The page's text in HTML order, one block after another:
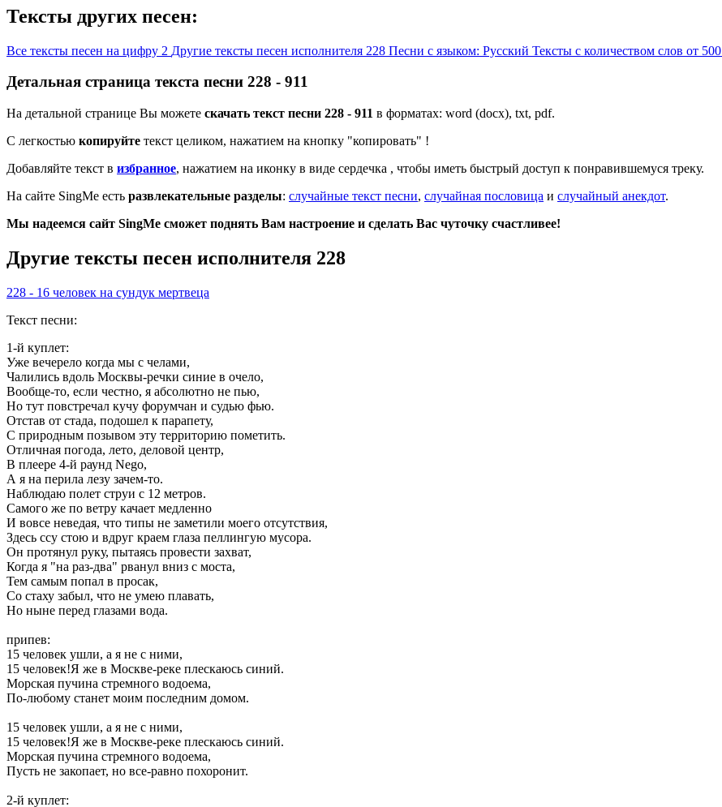
Тексты других песен:
Все тексты песен на цифру 2 Другие тексты песен исполнителя 228 Песни с языком: Русский Тексты с количеством слов от 500
Детальная страница текста песни 228 - 911
На детальной странице Вы можете скачать текст песни 228 - 911 в форматах: word (docx), txt, pdf.
С легкостью копируйте текст целиком, нажатием на кнопку "копировать" !
Добавляйте текст в избранное, нажатием на иконку в виде сердечка , чтобы иметь быстрый доступ к понравившемуся треку.
На сайте SingMe есть развлекательные разделы: случайные текст песни, случайная пословица и случайный анекдот.
Мы надеемся сайт SingMe сможет поднять Вам настроение и сделать Вас чуточку счастливее!
Другие тексты песен исполнителя 228
228 - 16 человек на сундук мертвеца
Текст песни:
1-й куплет:
Уже вечерело когда мы с челами,
Чалились вдоль Москвы-речки синие в очело,
Вообще-то, если честно, я абсолютно не пью,
Но тут повстречал кучу форумчан и судью фью.
Отстав от стада, подошел к парапету,
С природным позывом эту территорию пометить.
Отличная погода, лето, деловой центр,
В плеере 4-й раунд Nego,
А я на перила лезу зачем-то.
Наблюдаю полет струи с 12 метров.
Самого же по ветру качает медленно
И вовсе неведая, что типы не заметили моего отсутствия,
Здесь ссу стою и вдруг краем глаза пеллингую мусора.
Он протянул руку, пытаясь провести захват,
Когда я "на раз-два" рванул вниз с моста,
Тем самым попал в просак,
Со стаху забыл, что не умею плавать,
Но ныне перед глазами вода.
припев:
15 человек ушли, а я не с ними,
15 человек!Я же в Москве-реке плескаюсь синий.
Морская пучина стремного водоема,
По-любому станет моим последним домом.
15 человек ушли, а я не с ними,
15 человек!Я же в Москве-реке плескаюсь синий.
Морская пучина стремного водоема,
Пусть не закопает, но все-равно похоронит.
2-й куплет: